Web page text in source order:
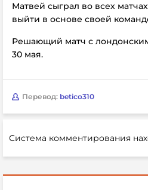
Матвей сыграл во всех
выйти в основе своей
Решающий матч с
30 мая.
Перевод: betico310
Система комментирования